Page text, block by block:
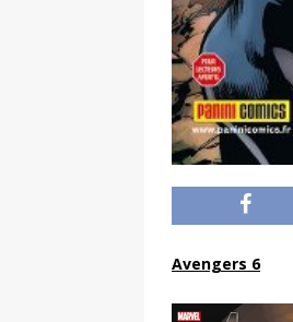
Avengers 6